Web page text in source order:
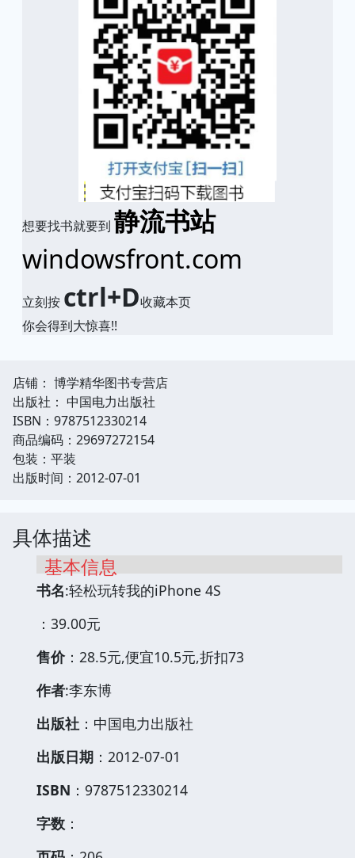
想要找书就要到 静流书站
windowsfront.com
立刻按 ctrl+D收藏本页
你会得到大惊喜!!
店铺： 博学精华图书专营店
出版社： 中国电力出版社
ISBN：9787512330214
商品编码：29697272154
包装：平装
出版时间：2012-07-01
具体描述
基本信息
书名:轻松玩转我的iPhone 4S
：39.00元
售价：28.5元,便宜10.5元,折扣73
作者:李东博
出版社 ：中国电力出版社
出版日期 ：2012-07-01
ISBN ：9787512330214
字数 ：